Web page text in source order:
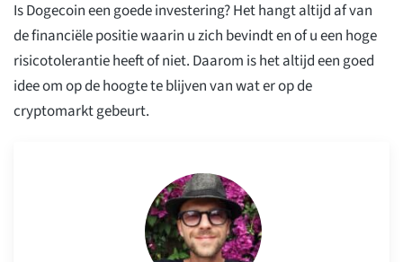
Is Dogecoin een goede investering? Het hangt altijd af van
de financiële positie waarin u zich bevindt en of u een hoge
risicotolerantie heeft of niet. Daarom is het altijd een goed
idee om op de hoogte te blijven van wat er op de
cryptomarkt gebeurt.